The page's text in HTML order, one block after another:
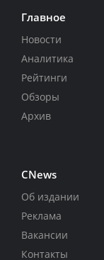
Главное
Новости
Аналитика
Рейтинги
Обзоры
Архив
CNews
Об издании
Реклама
Вакансии
Контакты